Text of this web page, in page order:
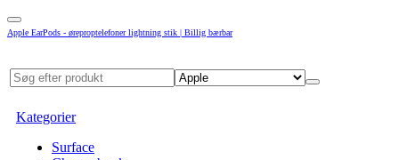
Apple EarPods - øreproptelefoner lightning stik | Billig bærbar
Kategorier
Surface